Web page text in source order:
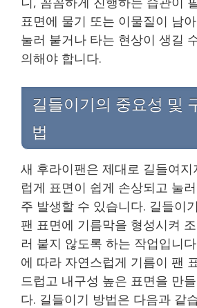
표면에 물기 또는 이물질이 남
눌러 붙거나 타는 현상이 생길
의해야 합니다.
길들이기의 중요성 및
법
새 후라이팬은 제대로 길들여
럽게 표면이 쉽게 손상되고 눌
주 발생할 수 있습니다. 길들이
팬 표면에 기름막을 형성시켜
러 붙지 않도록 하는 작업입니
에 따라 자연스럽게 기름이 팬
드럽고 내구성 높은 표면을 만
다. 길들이기 방법은 다음과 같